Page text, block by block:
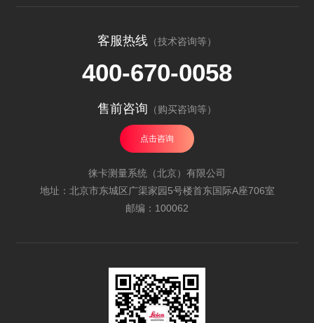
客服热线 （技术咨询等）
400-670-0058
售前咨询 （购买咨询等）
点击咨询
徕卡测量系统（北京）有限公司
地址：北京市东城区广渠家园5号楼首东国际A座706室
邮编：100062